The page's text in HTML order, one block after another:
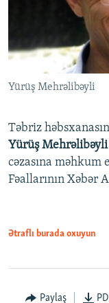
Yürüş Mehrəlibəyli
Təbriz
Yürüş Mehrəlibəyli
cəzasına məhkum
Fəallarının Xəbər
Ətraflı burada oxuyun
Paylaş